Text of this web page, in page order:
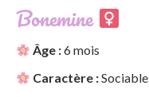
Bonemine
Âge :6 mois
Caractère :Sociable